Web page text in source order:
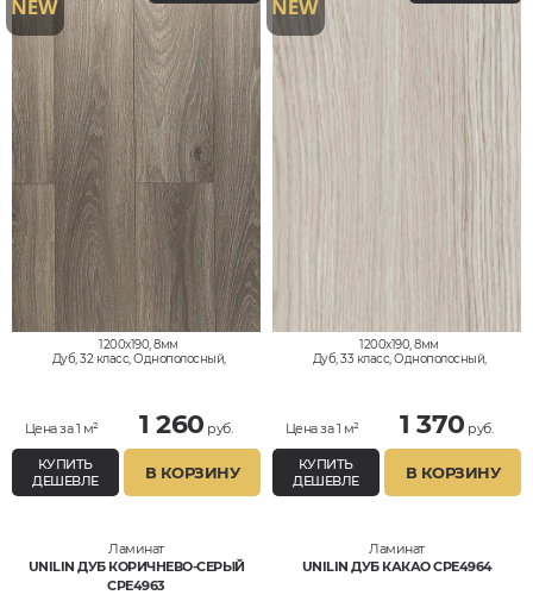
1200x190, 8мм
Дуб, 32 класс, Однополосный,
Цена за 1 м² 1 260 руб.
КУПИТЬ
ДЕШЕВЛЕ
В КОРЗИНУ
1200x190, 8мм
Дуб, 33 класс, Однополосный,
Цена за 1 м² 1 370 руб.
КУПИТЬ
ДЕШЕВЛЕ
В КОРЗИНУ
Ламинат
UNILIN ДУБ КОРИЧНЕВО-СЕРЫЙ
CPE4963
Ламинат
UNILIN ДУБ КАКАО CPE4964